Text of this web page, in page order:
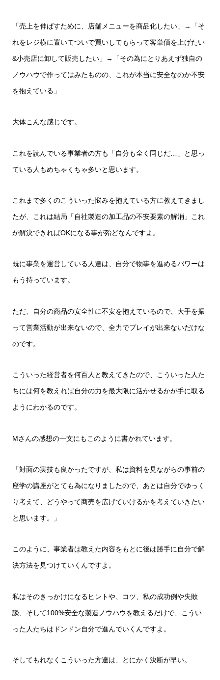
「売上を伸ばすために、店舗メニューを商品化したい」→「そ
れをレジ横に置いてついで買いしてもらって客単価を上げたい
&小売店に卸して販売したい」→「その為にとりあえず独自の
ノウハウで作ってはみたものの、これが本当に安全なのか不安
を抱えている」
大体こんな感じです。
これを読んでいる事業者の方も「自分も全く同じだ…」と思っ
ている人もめちゃくちゃ多いと思います。
これまで多くのこういった悩みを抱えている方に教えてきまし
たが、これは結局「自社製造の加工品の不安要素の解消」これ
が解決できればOKになる事が殆どなんですよ。
既に事業を運営している人達は、自分で物事を進めるパワーは
もう持っています。
ただ、自分の商品の安全性に不安を抱えているので、大手を振
って営業活動が出来ないので、全力でプレイが出来ないだけな
のです。
こういった経営者を何百人と教えてきたので、こういった人た
ちには何を教えれば自分の力を最大限に活かせるかが手に取る
ようにわかるのです。
Mさんの感想の一文にもこのように書かれています。
「対面の実技も良かったですが、私は資料を見ながらの事前の
座学の講座がとても為になりましたので、あとは自分でゆっく
り考えて、どうやって商売を広げていけるかを考えていきたい
と思います。」
このように、事業者は教えた内容をもとに後は勝手に自分で解
決方法を見つけていくんですよ。
私はそのきっかけになるヒントや、コツ、私の成功例や失敗
談、そして100%安全な製造ノウハウを教えるだけで、こうい
った人たちはドンドン自分で進んでいくんですよ。
そしてもれなくこういった方達は、とにかく決断が早い。